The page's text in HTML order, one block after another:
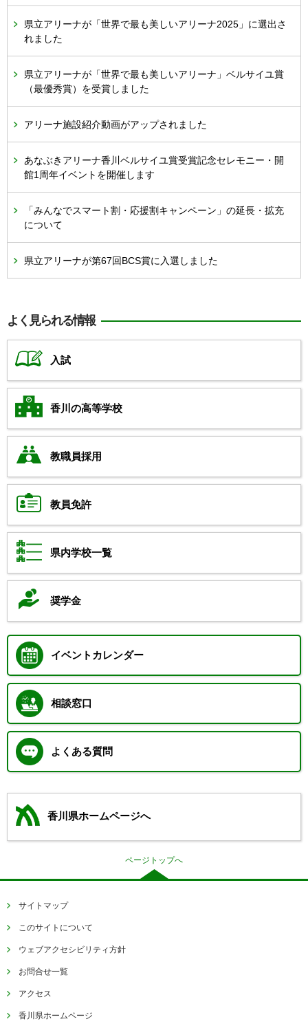
県立アリーナが「世界で最も美しいアリーナ2025」に選出さ
れました
県立アリーナが「世界で最も美しいアリーナ」ベルサイユ賞
（最優秀賞）を受賞しました
アリーナ施設紹介動画がアップされました
あなぶきアリーナ香川ベルサイユ賞受賞記念セレモニー・開
館1周年イベントを開催します
「みんなでスマート割・応援割キャンペーン」の延長・拡充
について
県立アリーナが第67回BCS賞に入選しました
よく見られる情報
入試
香川の高等学校
教職員採用
教員免許
県内学校一覧
奨学金
イベントカレンダー
相談窓口
よくある質問
香川県ホームページへ
ページトップへ
サイトマップ
このサイトについて
ウェブアクセシビリティ方針
お問合せ一覧
アクセス
香川県ホームページ